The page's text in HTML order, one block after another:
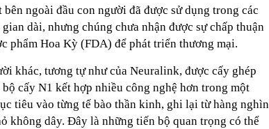
ngoài đầu con người đã được sử dụng trong các
dài, nhưng chúng chưa nhận được sự chấp thuận
phẩm Hoa Kỳ (FDA) để phát triển thương mại.
khác, tương tự như của Neuralink, được cấy ghép
cấy N1 kết hợp nhiều công nghệ hơn trong một
tiêu vào từng tế bào thần kinh, ghi lại từ hàng nghìn
không dây. Đây là những tiến bộ quan trọng có thể